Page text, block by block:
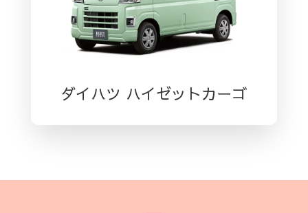
ダイハツ ハイゼットカーゴ